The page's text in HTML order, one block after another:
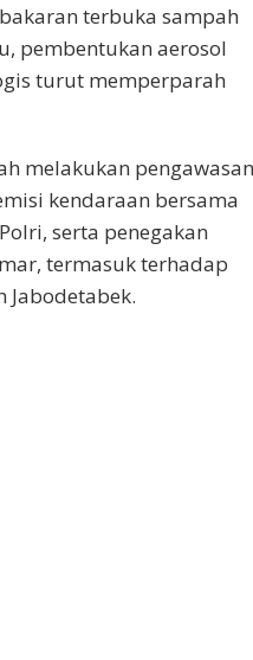
terbuka sampah
pembentukan aerosol
turut memperparah
melakukan pengawasan
kendaraan bersama
serta penegakan
termasuk terhadap